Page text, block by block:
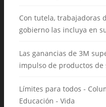
Con tutela, trabajadoras
gobierno las incluya en
Las ganancias de 3M
impulso de productos de
Límites para todos -
Educación - Vida